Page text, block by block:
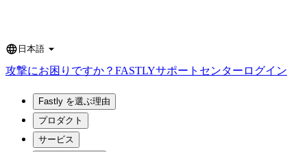
Language
日本語
攻撃にお困りですか？ FASTLYサポートセンター ログイン
Fastly を選ぶ理由
プロダクト
サービス